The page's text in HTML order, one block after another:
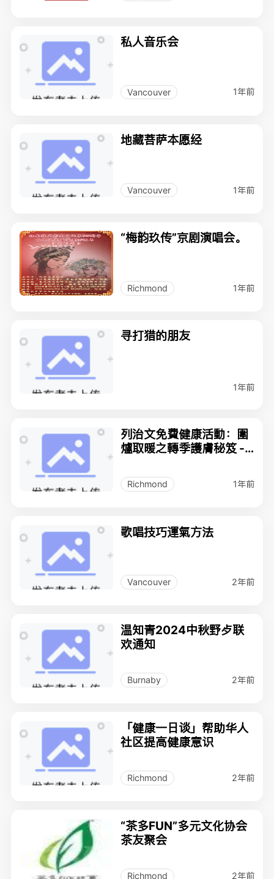
私人音乐会
Vancouver 1年前
地藏菩萨本愿经
Vancouver 1年前
“梅韵玖传”京剧演唱会。
Richmond 1年前
寻打猎的朋友
1年前
列治文免費健康活動：圍
爐取暖之轉季護膚秘笈 -
Richmond 1年前
歌唱技巧運氣方法
Vancouver 2年前
温知青2024中秋野歺联
欢通知
Burnaby 2年前
「健康一日谈」帮助华人
社区提高健康意识
Richmond 2年前
“茶多FUN”多元文化协会
茶友聚会
Richmond 2年前